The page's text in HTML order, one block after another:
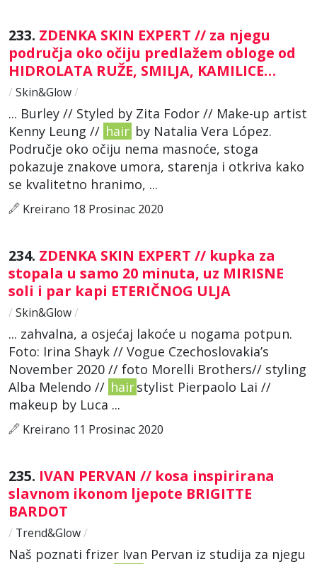
233. ZDENKA SKIN EXPERT // za njegu
područja oko očiju predlažem obloge od
HIDROLATA RUŽE, SMILJA, KAMILICE…
/ Skin&Glow/
... Burley // Styled by Zita Fodor // Make-up artist
Kenny Leung // hair by Natalia Vera López.
Područje oko očiju nema masnoće, stoga
pokazuje znakove umora, starenja i otkriva kako
se kvalitetno hranimo, ...
Kreirano 18 Prosinac 2020
234. ZDENKA SKIN EXPERT // kupka za
stopala u samo 20 minuta, uz MIRISNE
soli i par kapi ETERIČNOG ULJA
/ Skin&Glow/
... zahvalna, a osjećaj lakoće u nogama potpun.
Foto: Irina Shayk // Vogue Czechoslovakia’s
November 2020 // foto Morelli Brothers// styling
Alba Melendo // hairstylist Pierpaolo Lai //
makeup by Luca ...
Kreirano 11 Prosinac 2020
235. IVAN PERVAN // kosa inspirirana
slavnom ikonom ljepote BRIGITTE
BARDOT
/ Trend&Glow/
Naš poznati frizer Ivan Pervan iz studija za njegu